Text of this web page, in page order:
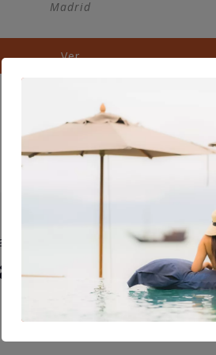
Madrid
Ver
nuestra newsletter y no te
ofertas y